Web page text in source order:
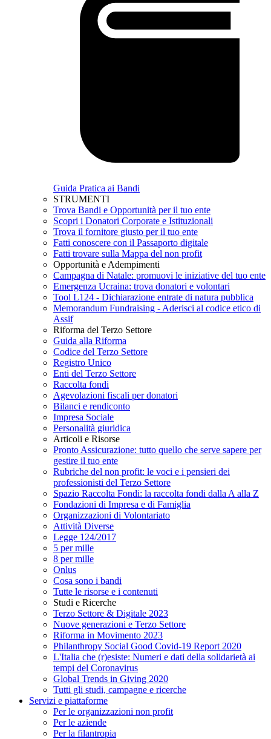
Guida Pratica ai Bandi
STRUMENTI
Trova Bandi e Opportunità per il tuo ente
Scopri i Donatori Corporate e Istituzionali
Trova il fornitore giusto per il tuo ente
Fatti conoscere con il Passaporto digitale
Fatti trovare sulla Mappa del non profit
Opportunità e Adempimenti
Campagna di Natale: promuovi le iniziative del tuo ente
Emergenza Ucraina: trova donatori e volontari
Tool L124 - Dichiarazione entrate di natura pubblica
Memorandum Fundraising - Aderisci al codice etico di
Assif
Riforma del Terzo Settore
Guida alla Riforma
Codice del Terzo Settore
Registro Unico
Enti del Terzo Settore
Raccolta fondi
Agevolazioni fiscali per donatori
Bilanci e rendiconto
Impresa Sociale
Personalità giuridica
Articoli e Risorse
Pronto Assicurazione: tutto quello che serve sapere per
gestire il tuo ente
Rubriche del non profit: le voci e i pensieri dei
professionisti del Terzo Settore
Spazio Raccolta Fondi: la raccolta fondi dalla A alla Z
Fondazioni di Impresa e di Famiglia
Organizzazioni di Volontariato
Attività Diverse
Legge 124/2017
5 per mille
8 per mille
Onlus
Cosa sono i bandi
Tutte le risorse e i contenuti
Studi e Ricerche
Terzo Settore & Digitale 2023
Nuove generazioni e Terzo Settore
Riforma in Movimento 2023
Philanthropy Social Good Covid-19 Report 2020
L'Italia che (r)esiste: Numeri e dati della solidarietà ai
tempi del Coronavirus
Global Trends in Giving 2020
Tutti gli studi, campagne e ricerche
Servizi e piattaforme
Per le organizzazioni non profit
Per le aziende
Per la filantropia